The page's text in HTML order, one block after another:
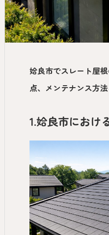
姶良市でスレート屋
点、メンテナンス方
1.姶良市におけ